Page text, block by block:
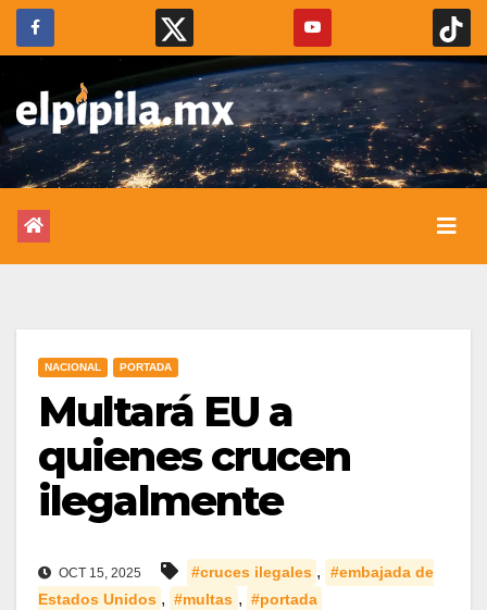
NACIONAL PORTADA
Multará EU a
quienes crucen
ilegalmente
OCT 15, 2025 #cruces ilegales ,
#embajada de
Estados Unidos , #multas , #portada